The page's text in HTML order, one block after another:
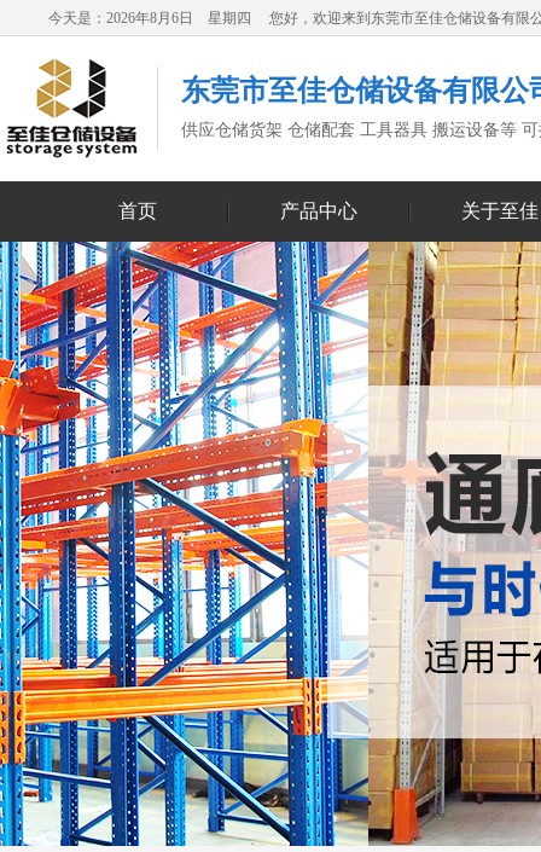
今天是：2026年8月6日 星期四 您好，欢迎来到东莞市至佳仓储设备有限
东莞市至佳仓储设备有限公
供应仓储货架 仓储配套 工具器具 搬运设备等
首页 产品中心 关于至佳